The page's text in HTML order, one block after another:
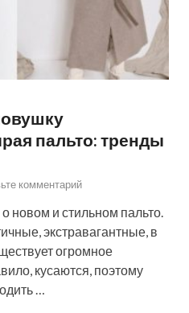
пальто: тренды
комментарий
новом и стильном пальто.
экстравагантные, в
огромное
кусаются, поэтому
…